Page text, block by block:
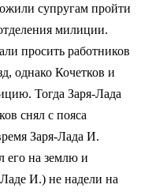
супругам пройти
милиции.
просить работников
однако Кочетков и
Тогда Заря-Лада
снял с пояса
Заря-Лада И.
его на землю и
И.) не надели на